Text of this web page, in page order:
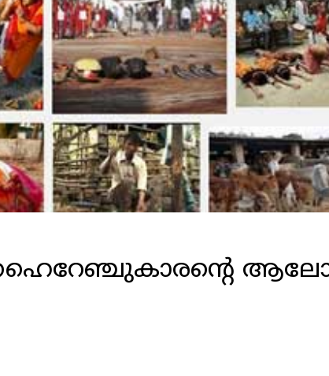
ഹൈറേഞ്ചുകാരന്റെ